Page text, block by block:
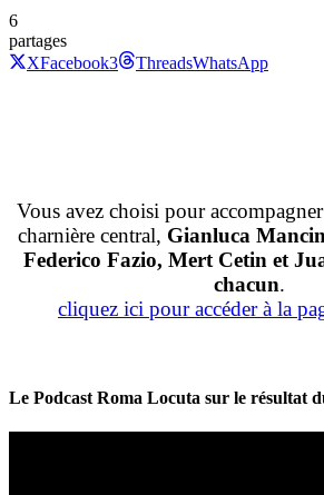
6
partages
XFacebook3 ThreadsWhatsApp
Vous avez choisi pour
charnière central, Gianluca
Federico Fazio, Mert Cetin et
chacun.
cliquez ici pour accéder à la
Le Podcast Roma Locuta sur le résultat